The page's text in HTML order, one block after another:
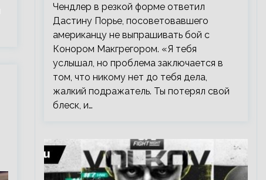
Чендлер в резкой форме ответил
Дастину Порье, посоветовавшего
американцу не выпрашивать бой с
Конором Макгрегором. «Я тебя
услышал, но проблема заключается в
том, что никому нет до тебя дела,
жалкий подражатель. Ты потерял свой
блеск, и…